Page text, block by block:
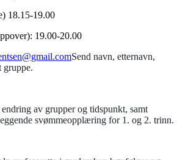
18.15-19.00
19.00-20.00
Send navn, etternavn,
gruppe.
av grupper og tidspunkt, samt
svømmeopplæring for 1. og 2. trinn.